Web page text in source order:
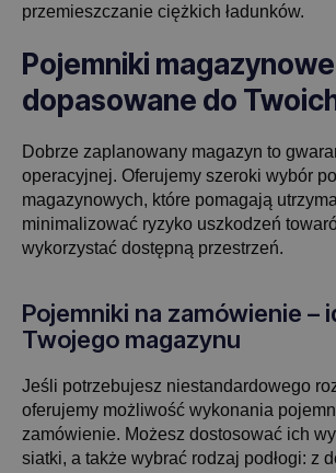
przemieszczanie ciężkich ładunków.
Pojemniki magazynowe
dopasowane do
Dobrze zaplanowany magazyn to
operacyjnej. Oferujemy szeroki wybór
magazynowych, które pomagają
minimalizować ryzyko uszkodzeń
wykorzystać dostępną przestrzeń.
Pojemniki na zamówienie –
Twojego magazynu
Jeśli potrzebujesz niestandardowego
oferujemy możliwość wykonania
zamówienie. Możesz dostosować ich
siatki, a także wybrać rodzaj podłogi: z